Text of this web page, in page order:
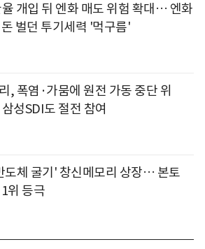
개입 뒤 엔화 매도 위험 확대… 엔화
벌던 투기세력 '먹구름'
, 폭염·가뭄에 원전 가동 중단 위
성SDI도 절전 참여
도체 굴기' 창신메모리 상장… 본토
위 등극